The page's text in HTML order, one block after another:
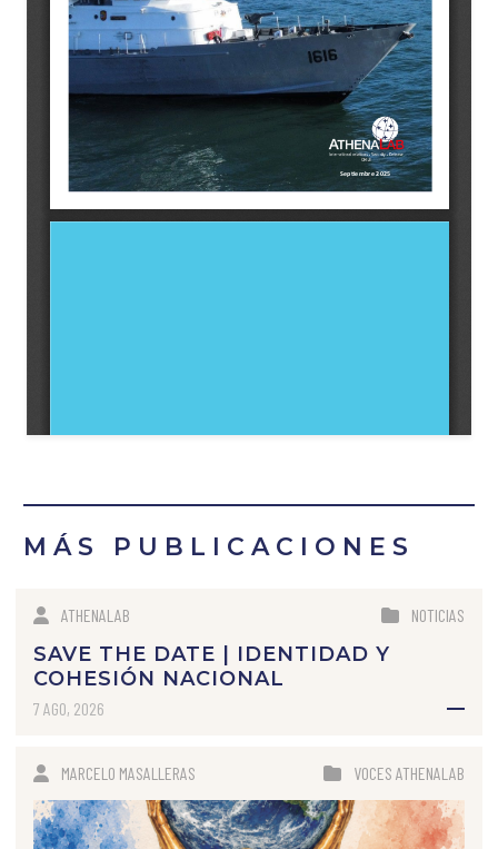
MÁS PUBLICACIONES
ATHENALAB NOTICIAS
SAVE THE DATE | IDENTIDAD Y
COHESIÓN NACIONAL
7 AGO, 2026
MARCELO MASALLERAS VOCES ATHENALAB